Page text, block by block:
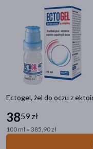
Ectogel, żel do oczu z
3859 zł
100 ml = 385,90 zł